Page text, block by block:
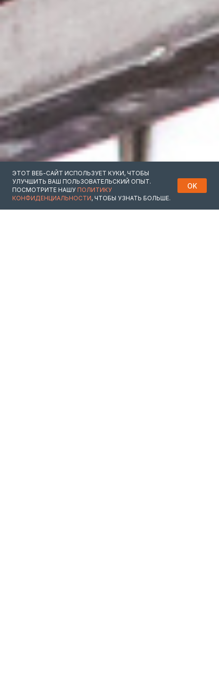
ЭТОТ ВЕБ-САЙТ ИСПОЛЬЗУЕТ КУКИ, ЧТОБЫ
УЛУЧШИТЬ ВАШ ПОЛЬЗОВАТЕЛЬСКИЙ ОПЫТ.
ПОСМОТРИТЕ НАШУ ПОЛИТИКУ
КОНФИДЕНЦИАЛЬНОСТИ, ЧТОБЫ УЗНАТЬ БОЛЬШЕ.
OK